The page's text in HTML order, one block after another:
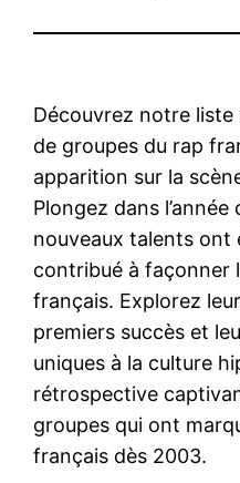
Découvrez notre liste
de groupes du rap
apparition sur la
Plongez dans
nouveaux talents ont
contribué à façonner
français. Explorez
premiers succès et
uniques à la culture
rétrospective
groupes qui ont
français dès 2003.